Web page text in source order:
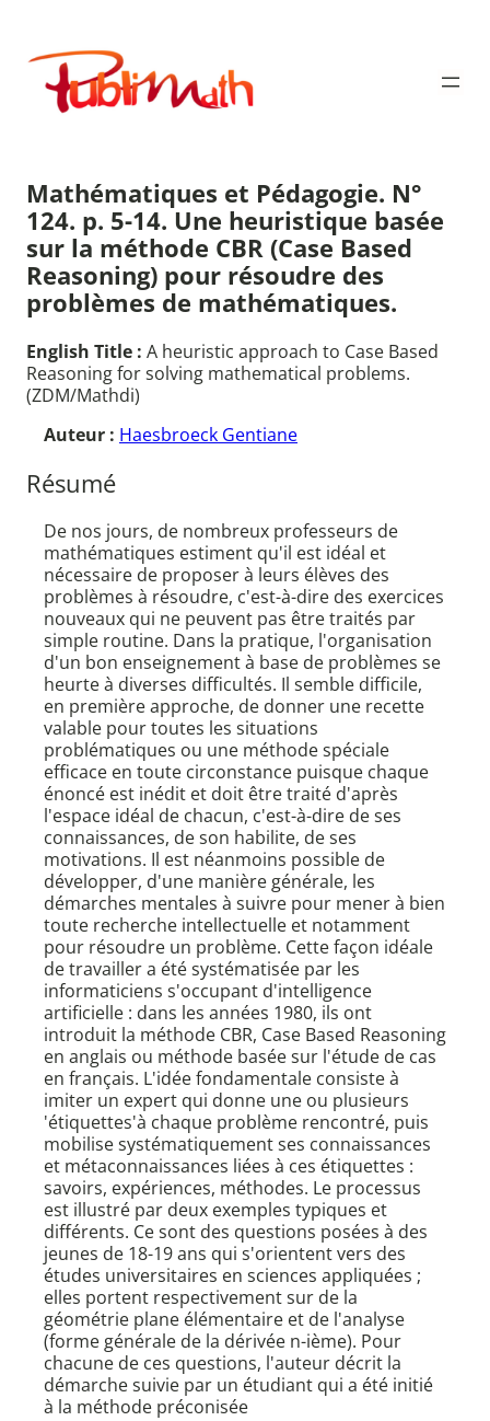
contenu
Publimath
Mathématiques et Pédagogie. N°
124. p. 5-14. Une heuristique basée
sur la méthode CBR (Case Based
Reasoning) pour résoudre des
problèmes de mathématiques.
English Title : A heuristic approach to Case Based
Reasoning for solving mathematical problems.
(ZDM/Mathdi)
Auteur : Haesbroeck Gentiane
Résumé
De nos jours, de nombreux professeurs de
mathématiques estiment qu'il est idéal et
nécessaire de proposer à leurs élèves des
problèmes à résoudre, c'est-à-dire des exercices
nouveaux qui ne peuvent pas être traités par
simple routine. Dans la pratique, l'organisation
d'un bon enseignement à base de problèmes se
heurte à diverses difficultés. Il semble difficile,
en première approche, de donner une recette
valable pour toutes les situations
problématiques ou une méthode spéciale
efficace en toute circonstance puisque chaque
énoncé est inédit et doit être traité d'après
l'espace idéal de chacun, c'est-à-dire de ses
connaissances, de son habilite, de ses
motivations. Il est néanmoins possible de
développer, d'une manière générale, les
démarches mentales à suivre pour mener à bien
toute recherche intellectuelle et notamment
pour résoudre un problème. Cette façon idéale
de travailler a été systématisée par les
informaticiens s'occupant d'intelligence
artificielle : dans les années 1980, ils ont
introduit la méthode CBR, Case Based Reasoning
en anglais ou méthode basée sur l'étude de cas
en français. L'idée fondamentale consiste à
imiter un expert qui donne une ou plusieurs
'étiquettes'à chaque problème rencontré, puis
mobilise systématiquement ses connaissances
et métaconnaissances liées à ces étiquettes :
savoirs, expériences, méthodes. Le processus
est illustré par deux exemples typiques et
différents. Ce sont des questions posées à des
jeunes de 18-19 ans qui s'orientent vers des
études universitaires en sciences appliquées ;
elles portent respectivement sur de la
géométrie plane élémentaire et de l'analyse
(forme générale de la dérivée n-ième). Pour
chacune de ces questions, l'auteur décrit la
démarche suivie par un étudiant qui a été initié
à la méthode préconisée